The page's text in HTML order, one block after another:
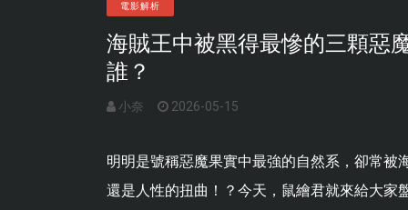
電影解析
海賊王中被黑得最慘的三顆惡
誰？
小奈 2026-05-15
明明是號稱惡魔果實中最強的自然系，卻常被
還是人性的扭曲！？今天，鼠繪君就來給大家